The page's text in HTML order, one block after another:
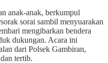
anak-anak, berkumpul
sorai sambil menyuarakan
mengibarkan bendera
dukungan. Acara ini
dari Polsek Gambiran,
tertib.